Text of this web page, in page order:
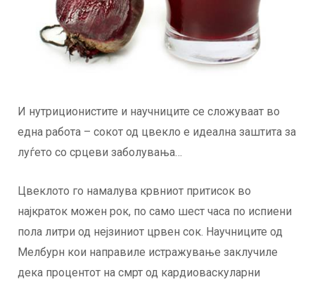
И нутриционистите и научниците се сложуваат во
една работа – сокот од цвекло е идеална заштита за
луѓето со срцеви заболувања…
Цвеклото го намалува крвниот притисок во
најкраток можен рок, по само шест часа по испиени
пола литри од нејзиниот црвен сок. Научниците од
Мелбурн кои направиле истражување заклучиле
дека процентот на смрт од кардиоваскуларни